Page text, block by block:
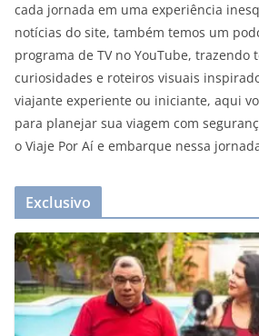
cada jornada em uma experiência
notícias do site, também temos um
programa de TV no YouTube, trazendo
curiosidades e roteiros visuais
viajante experiente ou iniciante, aqui
para planejar sua viagem com
o Viaje Por Aí e embarque nessa
Exclusivo